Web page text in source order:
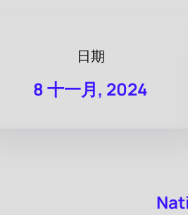
日期
8 十一月, 2024